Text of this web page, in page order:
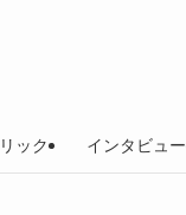
ック インタビュー